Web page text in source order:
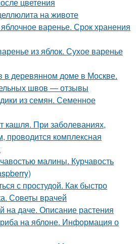
на животе
варенье. Срок хранения
из яблок. Сухое варенье
в деревянном доме в Москве.
швов — отзывы
из семян. Семенное
кашля. При заболеваниях,
проводится комплексная
малины. Курчавость
с простудой. Как быстро
Советы врачей
на даче. Описание растения
на яблоне. Информация о